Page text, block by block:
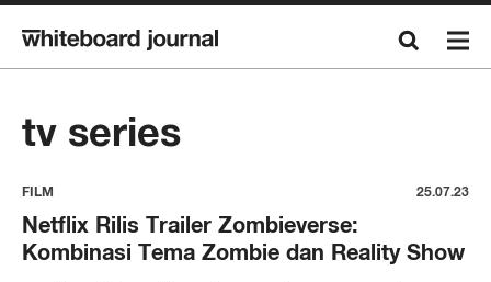
tv series
FILM 25.07.23
Netflix Rilis Trailer Zombieverse:
Kombinasi Tema Zombie dan Reality Show